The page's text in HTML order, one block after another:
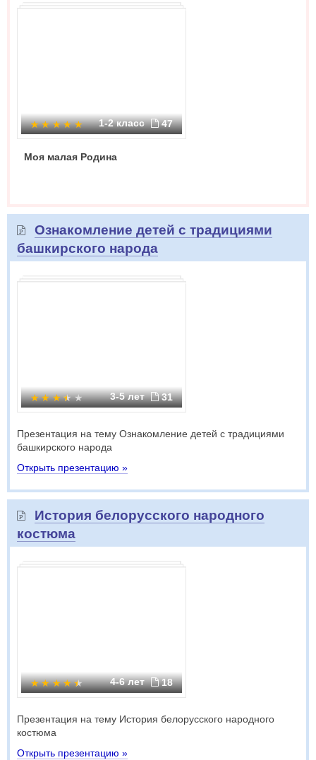
1-2 класс 47
Моя малая Родина
Ознакомление детей с традициями
башкирского народа
3-5 лет 31
Презентация на тему Ознакомление детей с традициями
башкирского народа
Открыть презентацию »
История белорусского народного
костюма
4-6 лет 18
Презентация на тему История белорусского народного
костюма
Открыть презентацию »